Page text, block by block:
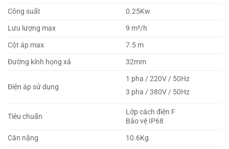
Công suất
0.25Kw
Lưu lượng max
9 m³/h
Cột áp max
7.5 m
Đường kính họng xả
32mm
Điện áp sử dụng
1 pha / 220V / 50Hz
3 pha / 380V / 50Hz
Tiêu chuẩn
Lớp cách điện F
Bảo vệ IP68
Cân nặng
10.6Kg